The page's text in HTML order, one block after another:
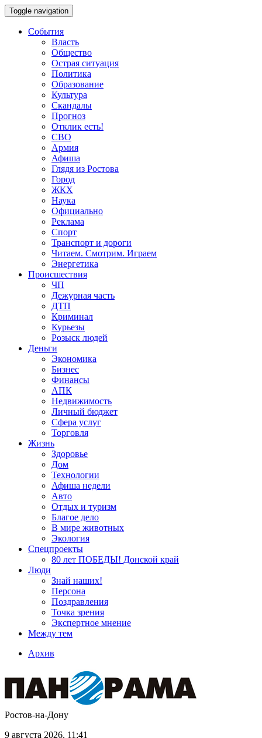
Toggle navigation
События
Власть
Общество
Острая ситуация
Политика
Образование
Культура
Скандалы
Прогноз
Отклик есть!
СВО
Армия
Афиша
Глядя из Ростова
Город
ЖКХ
Наука
Официально
Реклама
Спорт
Транспорт и дороги
Читаем. Смотрим. Играем
Энергетика
Происшествия
ЧП
Дежурная часть
ДТП
Криминал
Курьезы
Розыск людей
Деньги
Экономика
Бизнес
Финансы
АПК
Недвижимость
Личный бюджет
Сфера услуг
Торговля
Жизнь
Здоровье
Дом
Технологии
Афиша недели
Авто
Отдых и туризм
Благое дело
В мире животных
Экология
Спецпроекты
80 лет ПОБЕДЫ! Донской край
Люди
Знай наших!
Персона
Поздравления
Точка зрения
Экспертное мнение
Между тем
Архив
Ростов-на-Дону
9 августа 2026, 11:41